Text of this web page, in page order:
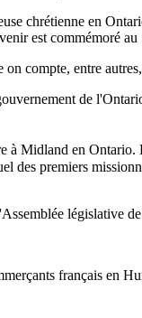
chrétienne en
est commémoré au
on compte, entre
de
à Midland en
premiers
législative
français en